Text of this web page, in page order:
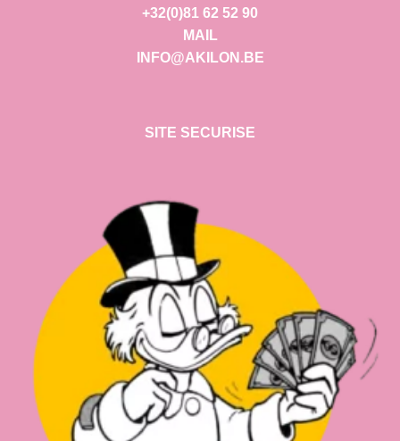
+32(0)81 62 52 90
MAIL
INFO@AKILON.BE
SITE SECURISE